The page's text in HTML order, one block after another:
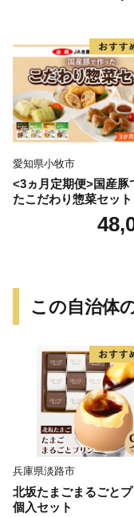
愛知県小牧市
<3ヵ月定期便>国産豚
たこだわり惣菜セット
この自治体
兵庫県淡路市
北坂たまごまるごとプ
個入セット